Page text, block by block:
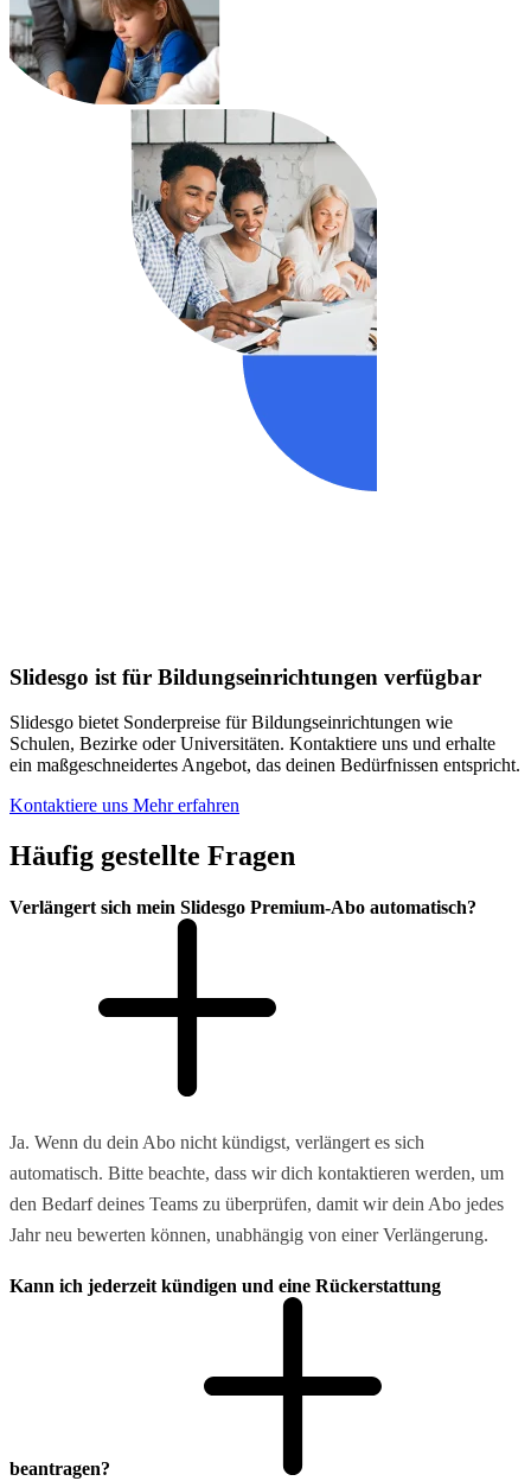
Slidesgo ist für Bildungseinrichtungen verfügbar
Slidesgo bietet Sonderpreise für Bildungseinrichtungen wie
Schulen, Bezirke oder Universitäten. Kontaktiere uns und erhalte
ein maßgeschneidertes Angebot, das deinen Bedürfnissen entspricht.
Kontaktiere uns Mehr erfahren
Häufig gestellte Fragen
Verlängert sich mein Slidesgo Premium-Abo automatisch?
Ja. Wenn du dein Abo nicht kündigst, verlängert es sich
automatisch. Bitte beachte, dass wir dich kontaktieren werden, um
den Bedarf deines Teams zu überprüfen, damit wir dein Abo jedes
Jahr neu bewerten können, unabhängig von einer Verlängerung.
Kann ich jederzeit kündigen und eine Rückerstattung
beantragen?